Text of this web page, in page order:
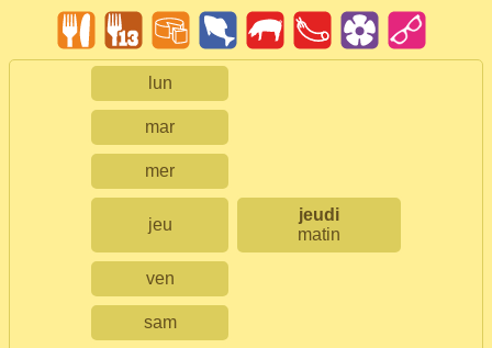
lun
mar
mer
jeu
jeudi
matin
ven
sam